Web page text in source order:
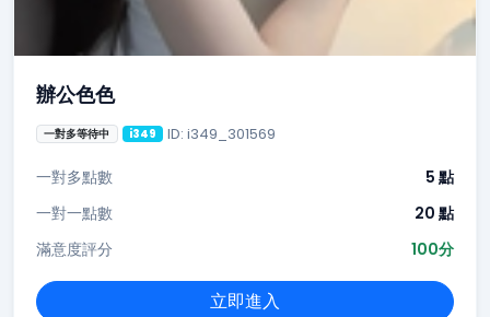
辦公色色
一對多等待中 i349 ID: i349_301569
一對多點數
5 點
一對一點數
20 點
滿意度評分
100分
立即進入